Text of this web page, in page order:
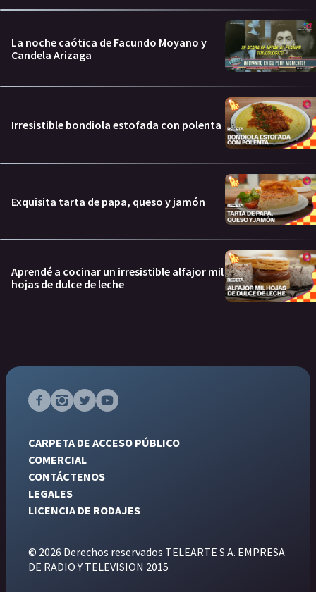
La noche caótica de Facundo Moyano y
Candela Arizaga
Irresistible bondiola estofada con polenta
Exquisita tarta de papa, queso y jamón
Aprendé a cocinar un irresistible alfajor mil
hojas de dulce de leche
CARPETA DE ACCESO PÚBLICO
COMERCIAL
CONTÁCTENOS
LEGALES
LICENCIA DE RODAJES
© 2026 Derechos reservados TELEARTE S.A. EMPRESA
DE RADIO Y TELEVISION 2015